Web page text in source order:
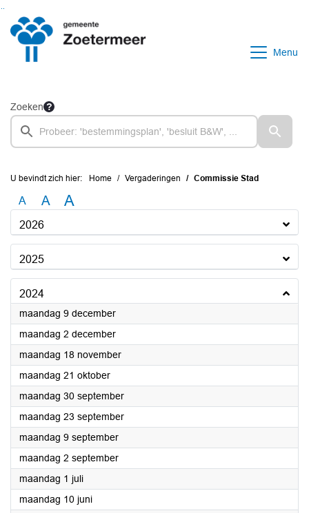
Ga naar de inhoud van deze pagina
Ga naar het zoeken
Ga naar het menu
Menu
Zoeken
U bevindt zich hier: Home Vergaderingen Commissie Stad
A A A
2026
2025
2024
maandag 9 december2024
maandag 2 december2024
maandag 18 november2024
maandag 21 oktober2024
maandag 30 september2024
maandag 23 september2024
maandag 9 september2024
maandag 2 september2024
maandag 1 juli2024
maandag 10 juni2024